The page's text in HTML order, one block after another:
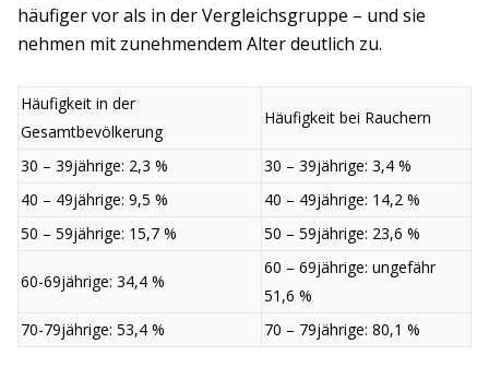
häufiger vor als in der Vergleichsgruppe – und sie
nehmen mit zunehmendem Alter deutlich zu.
Häufigkeit in der
Gesamtbevölkerung
Häufigkeit bei Rauchern
30 – 39jährige: 2,3 %
30 – 39jährige: 3,4 %
40 – 49jährige: 9,5 %
40 – 49jährige: 14,2 %
50 – 59jährige: 15,7 %
50 – 59jährige: 23,6 %
60-69jährige: 34,4 %
60 – 69jährige: ungefähr
51,6 %
70-79jährige: 53,4 %
70 – 79jährige: 80,1 %